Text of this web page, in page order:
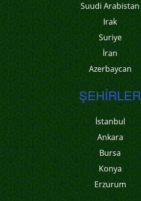
Suudi Arabistan
Irak
Suriye
İran
Azerbaycan
ŞEHIRLER
İstanbul
Ankara
Bursa
Konya
Erzurum